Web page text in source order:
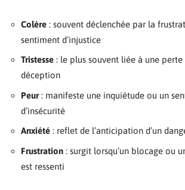
Colère : souvent déclenchée par la
sentiment d’injustice
Tristesse : le plus souvent liée à une perte
déception
Peur: manifeste une inquiétude ou un
d’insécurité
Anxiété : reflet de l’anticipation d’un
Frustration : surgit lorsqu’un blocage ou
est ressenti